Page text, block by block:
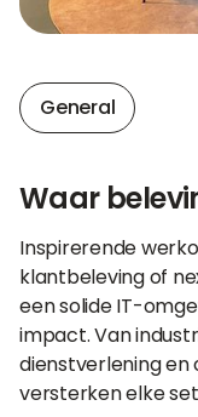
General
Waar
Inspirerende
klantbeleving of
een solide IT-
impact. Van
dienstverlening en
versterken elke